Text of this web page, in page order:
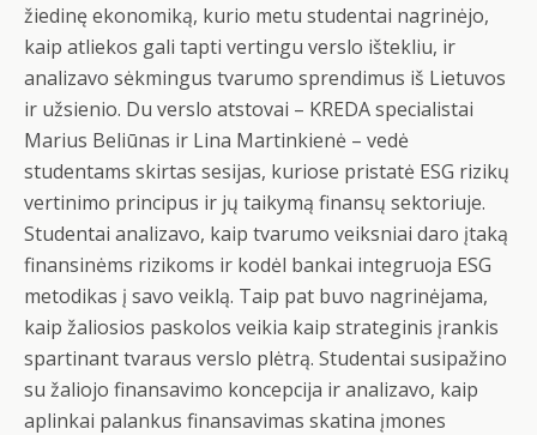
žiedinę ekonomiką, kurio metu studentai nagrinėjo,
kaip atliekos gali tapti vertingu verslo ištekliu, ir
analizavo sėkmingus tvarumo sprendimus iš Lietuvos
ir užsienio. Du verslo atstovai – KREDA specialistai
Marius Beliūnas ir Lina Martinkienė – vedė
studentams skirtas sesijas, kuriose pristatė ESG rizikų
vertinimo principus ir jų taikymą finansų sektoriuje.
Studentai analizavo, kaip tvarumo veiksniai daro įtaką
finansinėms rizikoms ir kodėl bankai integruoja ESG
metodikas į savo veiklą. Taip pat buvo nagrinėjama,
kaip žaliosios paskolos veikia kaip strateginis įrankis
spartinant tvaraus verslo plėtrą. Studentai susipažino
su žaliojo finansavimo koncepcija ir analizavo, kaip
aplinkai palankus finansavimas skatina įmones